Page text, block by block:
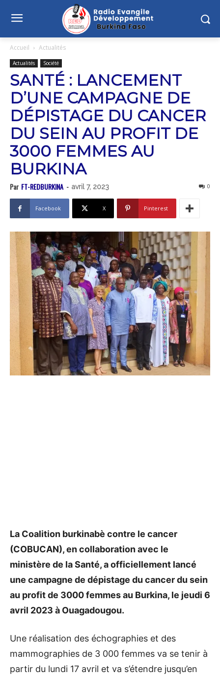
Accueil Actualités
Actualités Société
SANTÉ : LANCEMENT
D’UNE CAMPAGNE DE
DÉPISTAGE DU CANCER
DU SEIN AU PROFIT DE
3000 FEMMES AU
BURKINA
Par FT-REDBURKINA - avril 7, 2023 0
Facebook X Pinterest
La Coalition burkinabè contre le cancer
(COBUCAN), en collaboration avec le
ministère de la Santé, a officiellement lancé
une campagne de dépistage du cancer du sein
au profit de 3000 femmes au Burkina, le jeudi 6
avril 2023 à Ouagadougou.
Une réalisation des échographies et des
mammographies de 3 000 femmes va se tenir à
partir du lundi 17 avril et va s’étendre jusqu’en